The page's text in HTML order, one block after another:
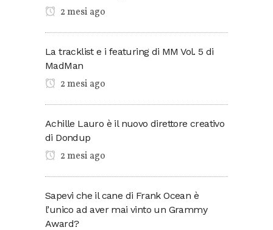
2 mesi ago
La tracklist e i featuring di MM Vol. 5 di
MadMan
2 mesi ago
Achille Lauro è il nuovo direttore creativo
di Dondup
2 mesi ago
Sapevi che il cane di Frank Ocean è
l’unico ad aver mai vinto un Grammy
Award?